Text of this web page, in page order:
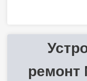
ремонт